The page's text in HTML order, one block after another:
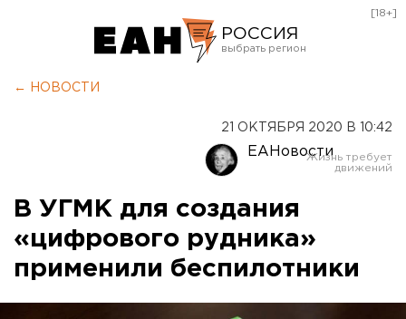
РОССИЯ
Оренбург
[18+]
← НОВОСТИ
21 ОКТЯБРЯ 2020 В 10:42
ЕАНовости
В УГМК для создания
«цифрового рудника»
применили беспилотники